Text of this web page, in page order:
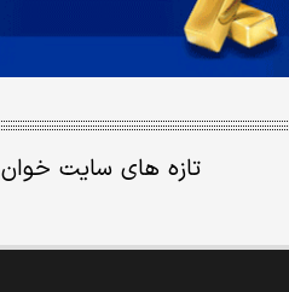
تازه های سایت خوان